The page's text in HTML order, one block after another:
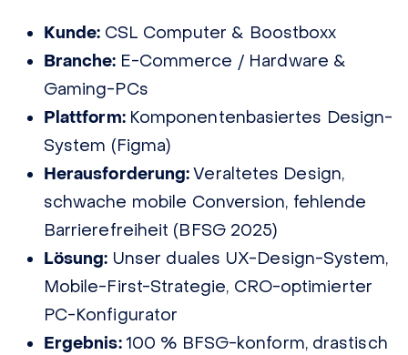
Kunde: CSL Computer & Boostboxx
Branche: E-Commerce / Hardware &
Gaming-PCs
Plattform: Komponentenbasiertes Design-
System (Figma)
Herausforderung:Veraltetes Design,
schwache mobile Conversion, fehlende
Barrierefreiheit (BFSG 2025)
Lösung: Unser duales UX-Design-System,
Mobile-First-Strategie, CRO-optimierter
PC-Konfigurator
Ergebnis: 100 % BFSG-konform, drastisch